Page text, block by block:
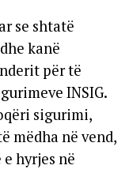
se shtatë
kanë
për të
INSIG.
sigurimi,
mëdha në vend,
hyrjes në